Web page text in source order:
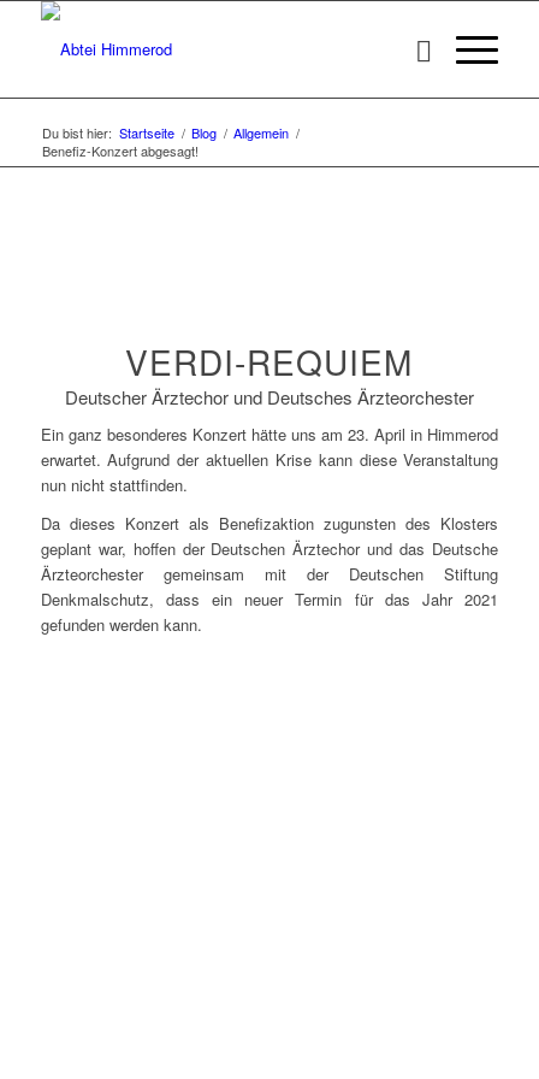
Du bist hier: Startseite / Blog / Allgemein /
Benefiz-Konzert abgesagt!
VERDI-REQUIEM
Deutscher Ärztechor und Deutsches Ärzteorchester
Ein ganz besonderes Konzert hätte uns am 23. April in Himmerod
erwartet. Aufgrund der aktuellen Krise kann diese Veranstaltung
nun nicht stattfinden.
Da dieses Konzert als Benefizaktion zugunsten des Klosters
geplant war, hoffen der Deutschen Ärztechor und das Deutsche
Ärzteorchester gemeinsam mit der Deutschen Stiftung
Denkmalschutz, dass ein neuer Termin für das Jahr 2021
gefunden werden kann.